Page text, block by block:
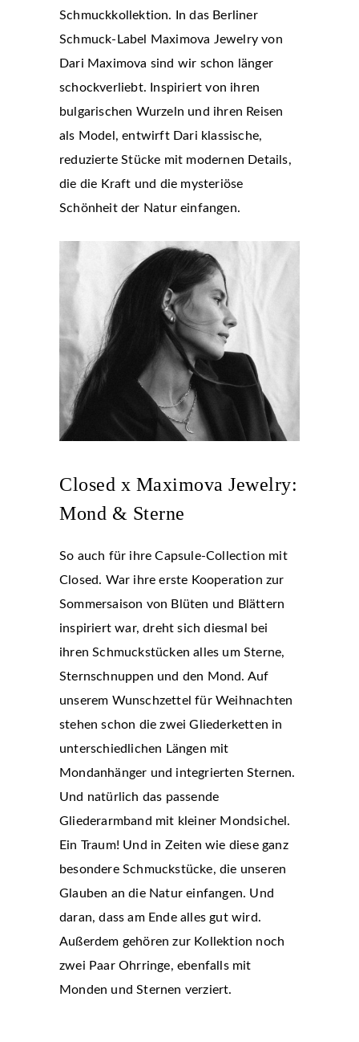
Schmuckkollektion. In das Berliner
Schmuck-Label Maximova Jewelry von
Dari Maximova sind wir schon länger
schockverliebt. Inspiriert von ihren
bulgarischen Wurzeln und ihren Reisen
als Model, entwirft Dari klassische,
reduzierte Stücke mit modernen Details,
die die Kraft und die mysteriöse
Schönheit der Natur einfangen.
Closed x Maximova Jewelry:
Mond & Sterne
So auch für ihre Capsule-Collection mit
Closed. War ihre erste Kooperation zur
Sommersaison von Blüten und Blättern
inspiriert war, dreht sich diesmal bei
ihren Schmuckstücken alles um Sterne,
Sternschnuppen und den Mond. Auf
unserem Wunschzettel für Weihnachten
stehen schon die zwei Gliederketten in
unterschiedlichen Längen mit
Mondanhänger und integrierten Sternen.
Und natürlich das passende
Gliederarmband mit kleiner Mondsichel.
Ein Traum! Und in Zeiten wie diese ganz
besondere Schmuckstücke, die unseren
Glauben an die Natur einfangen. Und
daran, dass am Ende alles gut wird.
Außerdem gehören zur Kollektion noch
zwei Paar Ohrringe, ebenfalls mit
Monden und Sternen verziert.